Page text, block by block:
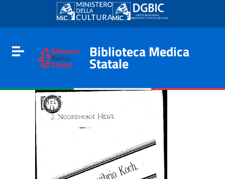
Go to content
Go to the navigation menu
Go to the footer
Toggle navigation
Biblioteca Medica
Statale